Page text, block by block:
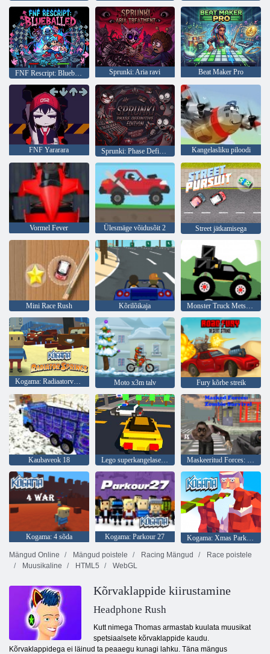
Sprunki: Aria ravi Beat Maker Pro
FNF Yararara Sprunki: Phase Definitive Edition Kangelasliku piloodi
Vormel Fever Ülesmäge võidusõit 2 Street jätkamisega
Mini Race Rush Kõrilõikaja Monster Truck Metsast Toimetaja
Kogama: Radiaatorvedrud Moto x3m talv Fury kõrbe streik
Kaubaveok 18 Lego superkangelase võistlus Maskeeritud Forces: Zombie Survival
Kogama: 4 sõda Kogama: Parkour 27
Mängud Online
Mängud poistele Racing Mängud
Race poistele
Muusikaline
HTML5 WebGL
Kõrvaklappide kiirustamine
Headphone Rush
Kutt nimega Thomas armastab kuulata muusikat
spetsiaalsete kõrvaklappide kaudu.
Kõrvaklappidega ei läinud ta peaaegu kunagi lahku. Täna mängus